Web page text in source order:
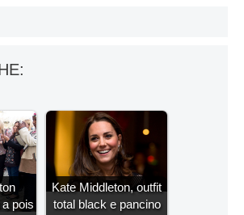
pois
Kate Middleton, outfit
total black e pancino